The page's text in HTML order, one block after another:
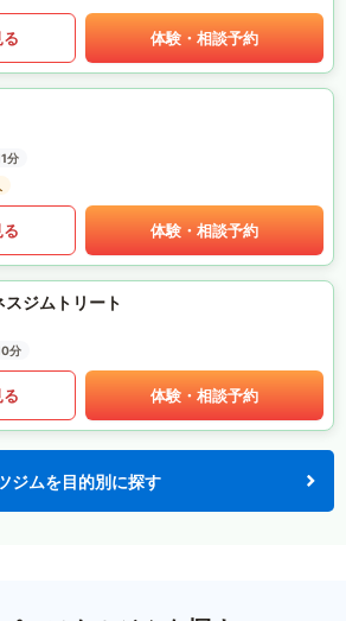
体験・相談予約
分
体験・相談予約
ジムトリート
分
体験・相談予約
ジムを目的別に探す